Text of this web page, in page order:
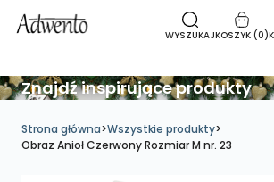
WYSZUKAJKOSZYK (0)
Znajdź inspirujące produkty
Strona główna>Wszystkie produkty>
Obraz Anioł Czerwony Rozmiar M nr. 23